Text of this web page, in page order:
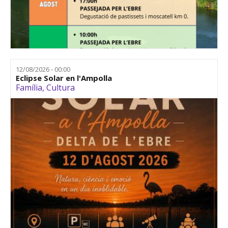
12/08/2026 - 00:00
Eclipse Solar en l'Ampolla
Família,Cultura